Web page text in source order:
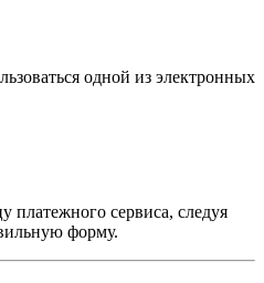
одной из электронных
платежного сервиса, следуя
форму.